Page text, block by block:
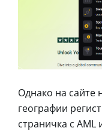
Однако на сайте
географии
страничка с